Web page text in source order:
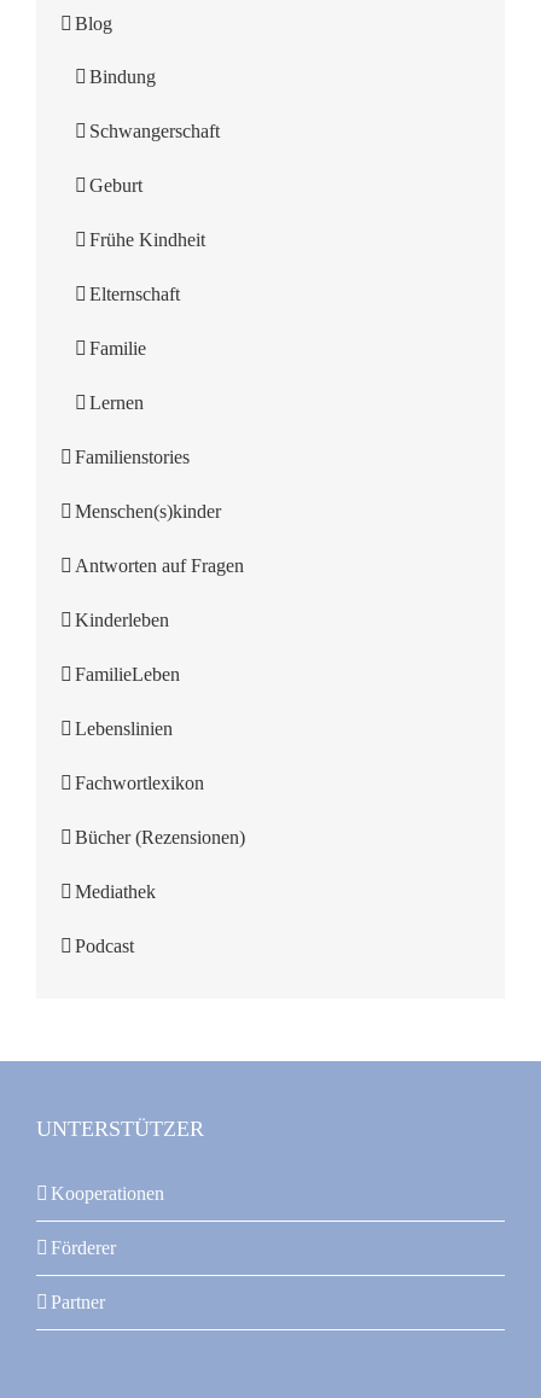
Blog
Bindung
Schwangerschaft
Geburt
Frühe Kindheit
Elternschaft
Familie
Lernen
Familienstories
Menschen(s)kinder
Antworten auf Fragen
Kinderleben
FamilieLeben
Lebenslinien
Fachwortlexikon
Bücher (Rezensionen)
Mediathek
Podcast
UNTERSTÜTZER
Kooperationen
Förderer
Partner